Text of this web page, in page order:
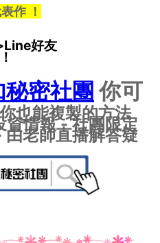
作 ！
好友
密社團 你可
也能複製的方法
資情報 - 社團限定
老師直播解答疑